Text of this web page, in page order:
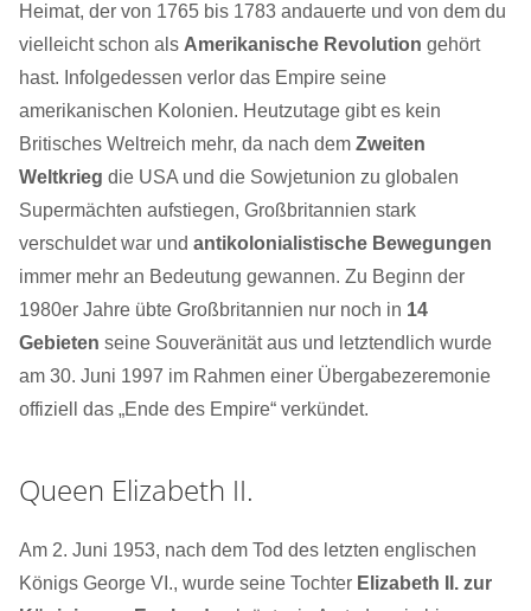
Heimat, der von 1765 bis 1783 andauerte und von dem du
vielleicht schon als Amerikanische Revolution gehört
hast. Infolgedessen verlor das Empire seine
amerikanischen Kolonien. Heutzutage gibt es kein
Britisches Weltreich mehr, da nach dem Zweiten
Weltkrieg die USA und die Sowjetunion zu globalen
Supermächten aufstiegen, Großbritannien stark
verschuldet war und antikolonialistische Bewegungen
immer mehr an Bedeutung gewannen. Zu Beginn der
1980er Jahre übte Großbritannien nur noch in 14
Gebieten seine Souveränität aus und letztendlich wurde
am 30. Juni 1997 im Rahmen einer Übergabezeremonie
offiziell das „Ende des Empire“ verkündet.
Queen Elizabeth II.
Am 2. Juni 1953, nach dem Tod des letzten englischen
Königs George VI., wurde seine Tochter Elizabeth II. zur